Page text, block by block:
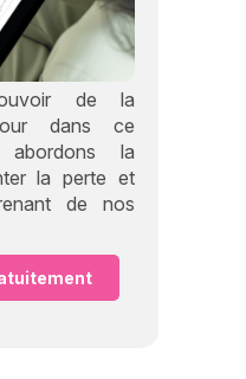
de la
dans ce
abordons la
la perte et
de nos